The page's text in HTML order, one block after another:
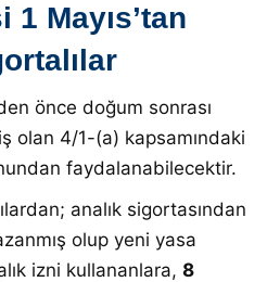
Mayıs’tan
önce doğum sonrası
olan 4/1-(a) kapsamındaki
faydalanabilecektir.
analık sigortasından
olup yeni yasa
izni kullananlara, 8